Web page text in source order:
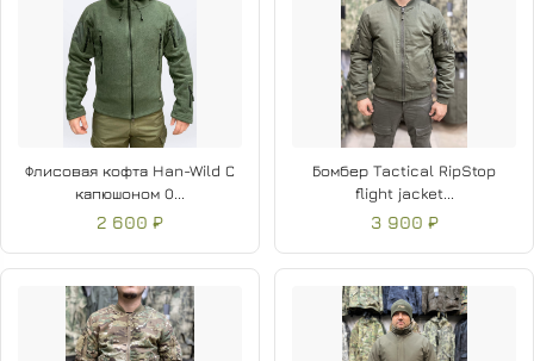
Флисовая кофта Han-Wild С
капюшоном О...
2 600 ₽
Бомбер Tactical RipStop
flight jacket...
3 900 ₽